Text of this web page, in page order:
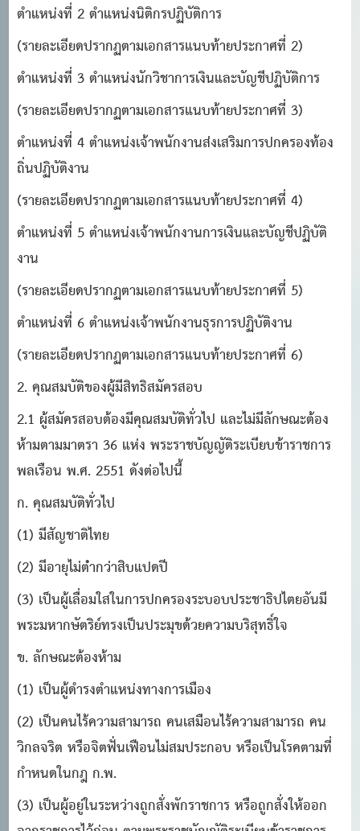
ตําแหน่งที่ 2 ตําแหน่งนิติกรปฏิบัติการ
(รายละเอียดปรากฏตามเอกสารแนบท้ายประกาศที่ 2)
ตําแหน่งที่ 3 ตําแหน่งนักวิชาการเงินและบัญชีปฏิบัติการ
(รายละเอียดปรากฏตามเอกสารแนบท้ายประกาศที่ 3)
ตําแหน่งที่ 4 ตําแหน่งเจ้าพนักงานส่งเสริมการปกครองท้อง
ถิ่นปฏิบัติงาน
(รายละเอียดปรากฏตามเอกสารแนบท้ายประกาศที่ 4)
ตําแหน่งที่ 5 ตําแหน่งเจ้าพนักงานการเงินและบัญชีปฏิบัติ
งาน
(รายละเอียดปรากฏตามเอกสารแนบท้ายประกาศที่ 5)
ตําแหน่งที่ 6 ตําแหน่งเจ้าพนักงานธุรการปฏิบัติงาน
(รายละเอียดปรากฏตามเอกสารแนบท้ายประกาศที่ 6)
2. คุณสมบัติของผู้มีสิทธิสมัครสอบ
2.1 ผู้สมัครสอบต้องมีคุณสมบัติทั่วไป และไม่มีลักษณะต้อง
ห้ามตามมาตรา 36 แห่ง พระราชบัญญัติระเบียบข้าราชการ
พลเรือน พ.ศ. 2551 ดังต่อไปนี้
ก. คุณสมบัติทั่วไป
(1) มีสัญชาติไทย
(2) มีอายุไม่ต่ํากว่าสิบแปดปี
(3) เป็นผู้เลื่อมใสในการปกครองระบอบประชาธิปไตยอันมี
พระมหากษัตริย์ทรงเป็นประมุขด้วยความบริสุทธิ์ใจ
ข. ลักษณะต้องห้าม
(1) เป็นผู้ดํารงตําแหน่งทางการเมือง
(2) เป็นคนไร้ความสามารถ คนเสมือนไร้ความสามารถ คน
วิกลจริต หรือจิตฟั่นเฟือนไม่สมประกอบ หรือเป็นโรคตามที่
กําหนดในกฎ ก.พ.
(3) เป็นผู้อยู่ในระหว่างถูกสั่งพักราชการ หรือถูกสั่งให้ออก